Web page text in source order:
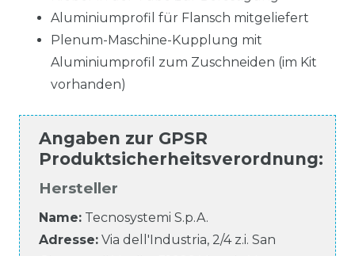
Aluminiumprofil für Flansch mitgeliefert
Plenum-Maschine-Kupplung mit
Aluminiumprofil zum Zuschneiden (im Kit
vorhanden)
Angaben zur GPSR
Produktsicherheitsverordnung:
Hersteller
Name: Tecnosystemi S.p.A.
Adresse: Via dell'Industria, 2/4 z.i. San